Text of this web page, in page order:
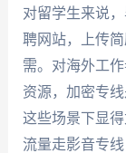
对留学生来说
聘网站，上传
需。对海外工
资源，加密专线
这些场景下显
流量走影音专线